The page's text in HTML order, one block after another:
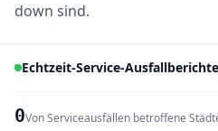
down sind.
Echtzeit-Service-
0Von Serviceausfällen betroffene